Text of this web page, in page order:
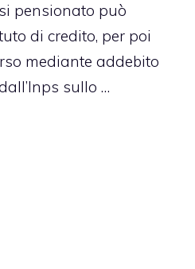
pensionato può
di credito, per poi
mediante addebito
sullo …